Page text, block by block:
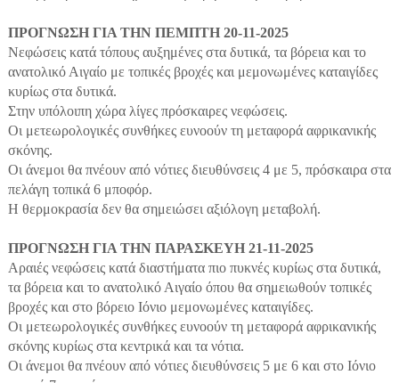
ΠΡΟΓΝΩΣΗ ΓΙΑ ΤΗΝ ΠΕΜΠΤΗ 20-11-2025
Νεφώσεις κατά τόπους αυξημένες στα δυτικά, τα βόρεια και το
ανατολικό Αιγαίο με τοπικές βροχές και μεμονωμένες καταιγίδες
κυρίως στα δυτικά.
Στην υπόλοιπη χώρα λίγες πρόσκαιρες νεφώσεις.
Οι μετεωρολογικές συνθήκες ευνοούν τη μεταφορά αφρικανικής
σκόνης.
Οι άνεμοι θα πνέουν από νότιες διευθύνσεις 4 με 5, πρόσκαιρα στα
πελάγη τοπικά 6 μποφόρ.
Η θερμοκρασία δεν θα σημειώσει αξιόλογη μεταβολή.
ΠΡΟΓΝΩΣΗ ΓΙΑ ΤΗΝ ΠΑΡΑΣΚΕΥΗ 21-11-2025
Αραιές νεφώσεις κατά διαστήματα πιο πυκνές κυρίως στα δυτικά,
τα βόρεια και το ανατολικό Αιγαίο όπου θα σημειωθούν τοπικές
βροχές και στο βόρειο Ιόνιο μεμονωμένες καταιγίδες.
Οι μετεωρολογικές συνθήκες ευνοούν τη μεταφορά αφρικανικής
σκόνης κυρίως στα κεντρικά και τα νότια.
Οι άνεμοι θα πνέουν από νότιες διευθύνσεις 5 με 6 και στο Ιόνιο